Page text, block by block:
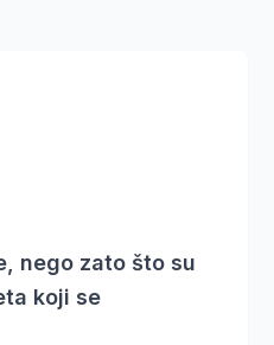
nego zato što su
koji se